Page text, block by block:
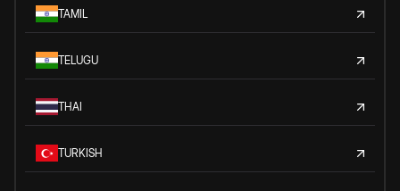
TAMIL
TELUGU
THAI
TURKISH